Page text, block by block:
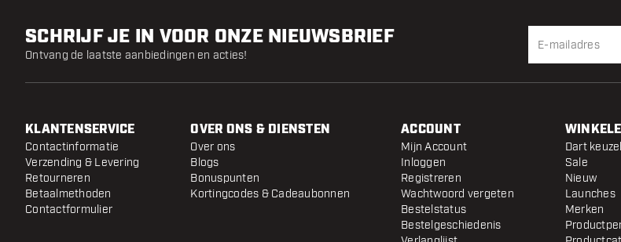
SCHRIJF JE IN VOOR ONZE NIEUWSBRIEF
Ontvang de laatste aanbiedingen en acties!
KLANTENSERVICE
Contactinformatie
Verzending & Levering
Retourneren
Betaalmethoden
Contactformulier
OVER ONS & DIENSTEN
Over ons
Blogs
Bonuspunten
Kortingcodes & Cadeaubonnen
ACCOUNT
Mijn Account
Inloggen
Registreren
Wachtwoord vergeten
Bestelstatus
Bestelgeschiedenis
Dart
Sale
Nieuw
Launches
Merken